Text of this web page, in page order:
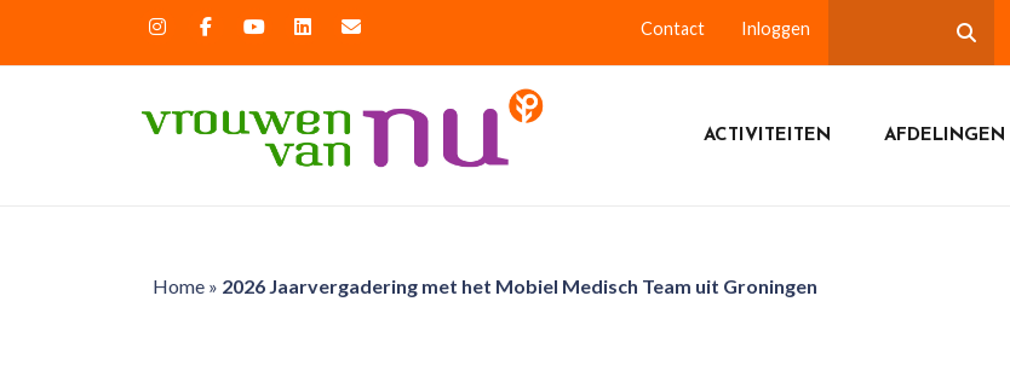
Contact Inloggen
ACTIVITEITEN AFDELINGEN
Home» 2026 Jaarvergadering met het Mobiel Medisch Team uit Groningen